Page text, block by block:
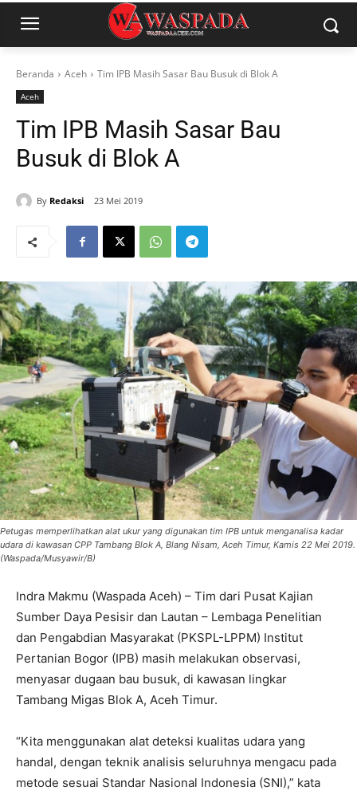
Beranda Aceh Tim IPB Masih Sasar Bau Busuk di Blok A
Aceh
Tim IPB Masih Sasar Bau
Busuk di Blok A
By Redaksi 23 Mei 2019
Petugas memperlihatkan alat ukur yang digunakan tim IPB untuk menganalisa kadar
udara di kawasan CPP Tambang Blok A, Blang Nisam, Aceh Timur, Kamis 22 Mei 2019.
(Waspada/Musyawir/B)
Indra Makmu (Waspada Aceh) – Tim dari Pusat Kajian
Sumber Daya Pesisir dan Lautan – Lembaga Penelitian
dan Pengabdian Masyarakat (PKSPL-LPPM) Institut
Pertanian Bogor (IPB) masih melakukan observasi,
menyasar dugaan bau busuk, di kawasan lingkar
Tambang Migas Blok A, Aceh Timur.
“Kita menggunakan alat deteksi kualitas udara yang
handal, dengan teknik analisis seluruhnya mengacu pada
metode sesuai Standar Nasional Indonesia (SNI),” kata